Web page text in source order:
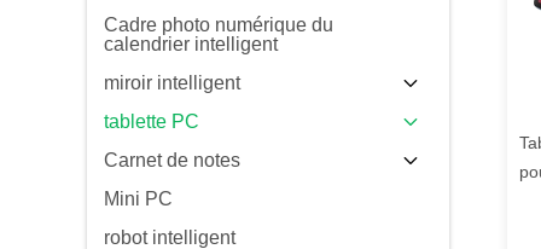
Cadre photo numérique du
calendrier intelligent
miroir intelligent
tablette PC
Carnet de notes
Mini PC
robot intelligent